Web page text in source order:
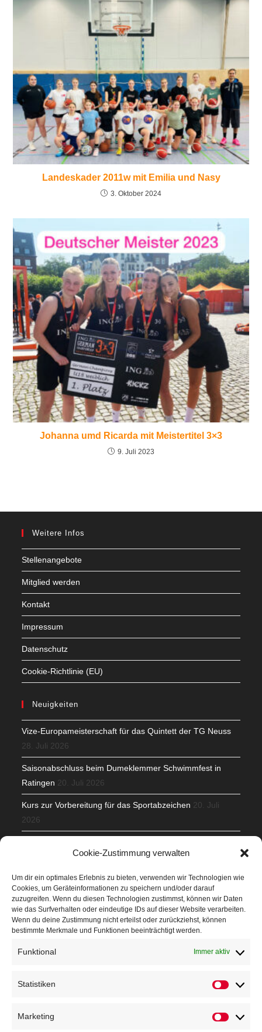
Cookie-Zustimmung verwalten
Um dir ein optimales Erlebnis zu bieten, verwenden wir Technologien wie
Cookies, um Geräteinformationen zu speichern und/oder darauf
zuzugreifen. Wenn du diesen Technologien zustimmst, können wir Daten
wie das Surfverhalten oder eindeutige IDs auf dieser Website verarbeiten.
Wenn du deine Zustimmung nicht erteilst oder zurückziehst, können
bestimmte Merkmale und Funktionen beeinträchtigt werden.
Funktional Immer aktiv
Statistiken
Marketing
Landeskader 2011w mit Emilia und Nasy
3. Oktober 2024
Johanna umd Ricarda mit Meistertitel 3×3
9. Juli 2023
Weitere Infos
Stellenangebote
Mitglied werden
Kontakt
Impressum
Datenschutz
Cookie-Richtlinie (EU)
Neuigkeiten
Vize-Europameisterschaft für das Quintett der TG Neuss
28. Juli 2026
Saisonabschluss beim Dumeklemmer Schwimmfest in
Ratingen 20. Juli 2026
Kurs zur Vorbereitung für das Sportabzeichen 20. Juli
2026
Veranstaltungen
Höffner Run
Schnuppertag
Kindersportfest